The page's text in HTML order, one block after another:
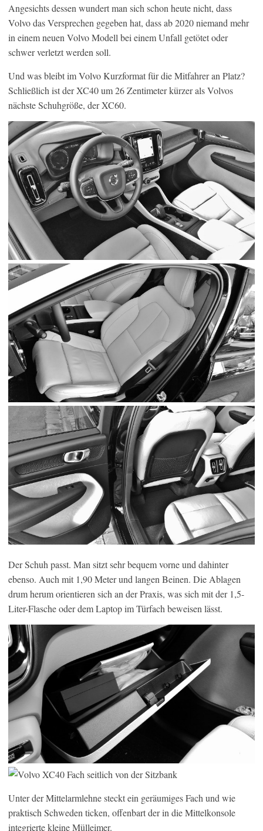
Angesichts dessen wundert man sich schon heute nicht, dass
Volvo das Versprechen gegeben hat, dass ab 2020 niemand mehr
in einem neuen Volvo Modell bei einem Unfall getötet oder
schwer verletzt werden soll.
Und was bleibt im Volvo Kurzformat für die Mitfahrer an Platz?
Schließlich ist der XC40 um 26 Zentimeter kürzer als Volvos
nächste Schuhgröße, der XC60.
Der Schuh passt. Man sitzt sehr bequem vorne und dahinter
ebenso. Auch mit 1,90 Meter und langen Beinen. Die Ablagen
drum herum orientieren sich an der Praxis, was sich mit der 1,5-
Liter-Flasche oder dem Laptop im Türfach beweisen lässt.
Unter der Mittelarmlehne steckt ein geräumiges Fach und wie
praktisch Schweden ticken, offenbart der in die Mittelkonsole
integrierte kleine Mülleimer.